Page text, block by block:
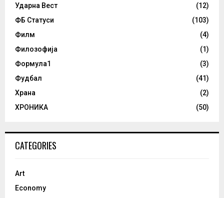
Ударна Вест
(12)
ФБ Статуси
(103)
Филм
(4)
Филозофија
(1)
Формула1
(3)
Фудбал
(41)
Храна
(2)
ХРОНИКА
(50)
CATEGORIES
Art
Economy